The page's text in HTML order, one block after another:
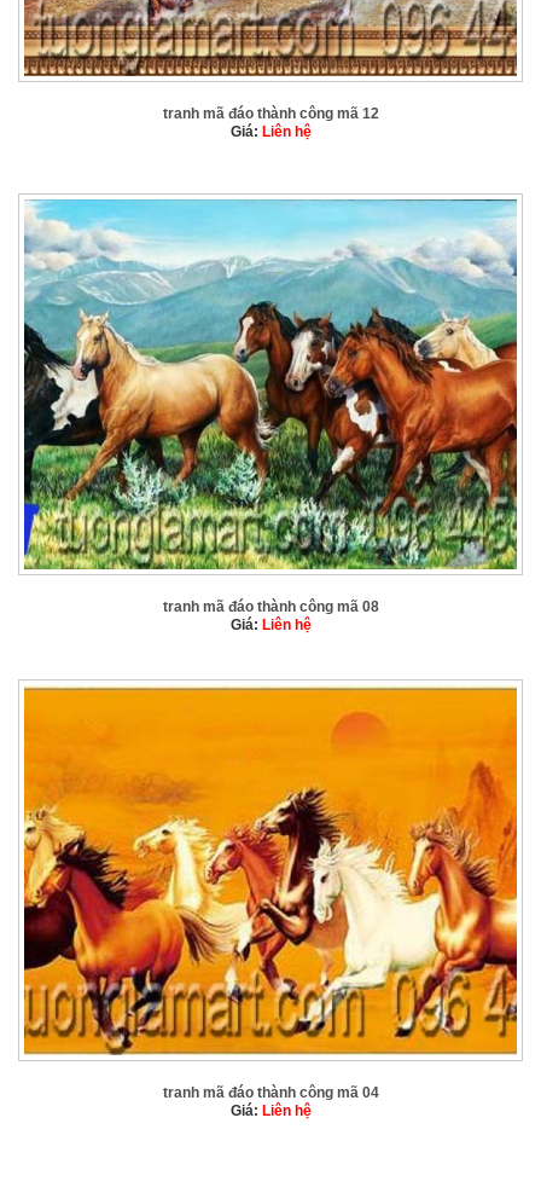
tranh mã đáo thành công mã 12
Giá: Liên hệ
tranh mã đáo thành công mã 08
Giá: Liên hệ
tranh mã đáo thành công mã 04
Giá: Liên hệ